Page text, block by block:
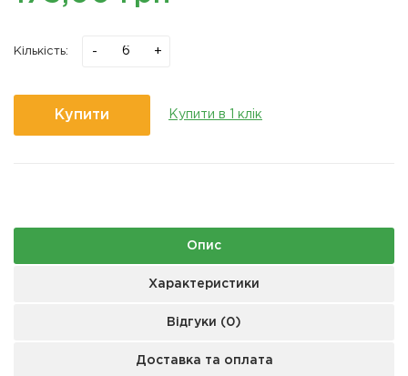
Кількість: - +
Купити Купити в 1 клік
Опис
Характеристики
Відгуки (0)
Доставка та оплата